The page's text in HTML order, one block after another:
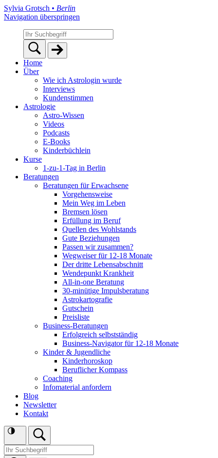
Sylvia Grotsch • Berlin
Navigation überspringen
Home
Über
Wie ich Astrologin wurde
Interviews
Kundenstimmen
Astrologie
Astro-Wissen
Videos
Podcasts
E-Books
Kinderbüchlein
Kurse
1-zu-1-Tag in Berlin
Beratungen
Beratungen für Erwachsene
Vorgehensweise
Mein Weg im Leben
Bremsen lösen
Erfüllung im Beruf
Quellen des Wohlstands
Gute Beziehungen
Passen wir zusammen?
Wegweiser für 12-18 Monate
Der dritte Lebensabschnitt
Wendepunkt Krankheit
All-in-one Beratung
30-minütige Impulsberatung
Astrokartografie
Gutschein
Preisliste
Business-Beratungen
Erfolgreich selbstständig
Business-Navigator für 12-18 Monate
Kinder & Jugendliche
Kinderhoroskop
Beruflicher Kompass
Coaching
Infomaterial anfordern
Blog
Newsletter
Kontakt